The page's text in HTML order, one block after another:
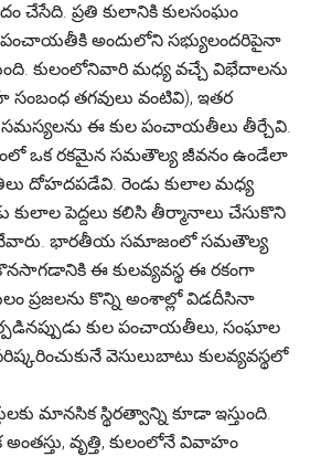
చేసేది. ప్రతి కులానికి కులసంఘం
పంచాయతీకి అందులోని సభ్యులందరిపైనా
కులంలోనివారి మధ్య వచ్చే విభేదాలను
సంబంధ తగవులు వంటివి), ఇతర
ఈ కుల పంచాయతీలు తీర్చేవి.
ఒక రకమైన సమతౌల్య జీవనం ఉండేలా
దోహదపడేవి. రెండు కులాల మధ్య
కులాల పెద్దలు కలిసి తీర్మానాలు చేసుకొని
భారతీయ సమాజంలో సమతౌల్య
ఈ కులవ్యవస్థ ఈ రకంగా
ప్రజలను కొన్ని అంశాల్లో విడదీసినా
కుల పంచాయతీలు, సంఘాల
వెసులుబాటు కులవ్యవస్థలో
మానసిక స్థిరత్వాన్ని కూడా ఇస్తుంది.
వృత్తి, కులంలోనే వివాహం